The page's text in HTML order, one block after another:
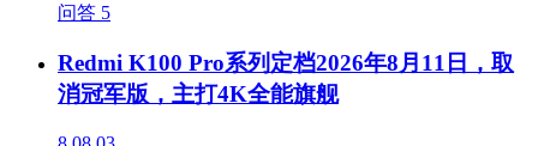
问答 5
Redmi K100 Pro系列定档2026年8月11日，取
消冠军版，主打4K全能旗舰